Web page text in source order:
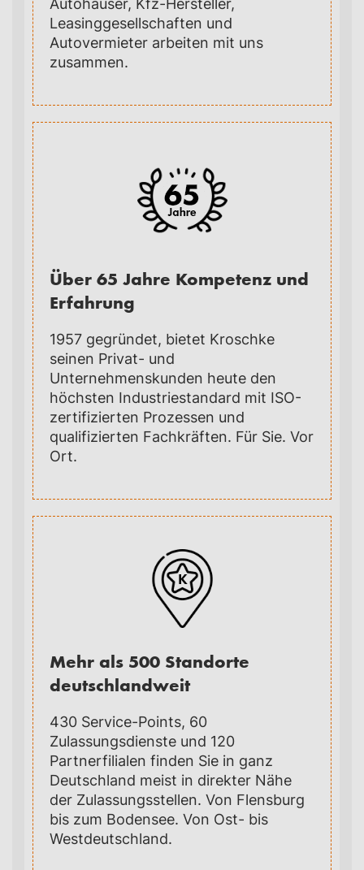
Autohäuser, Kfz-Hersteller,
Leasinggesellschaften und
Autovermieter arbeiten mit uns
zusammen.
Über 65 Jahre Kompetenz und
Erfahrung
1957 gegründet, bietet Kroschke
seinen Privat- und
Unternehmenskunden heute den
höchsten Industriestandard mit ISO-
zertifizierten Prozessen und
qualifizierten Fachkräften. Für Sie. Vor
Ort.
Mehr als 500 Standorte
deutschlandweit
430 Service-Points, 60
Zulassungsdienste und 120
Partnerfilialen finden Sie in ganz
Deutschland meist in direkter Nähe
der Zulassungsstellen. Von Flensburg
bis zum Bodensee. Von Ost- bis
Westdeutschland.